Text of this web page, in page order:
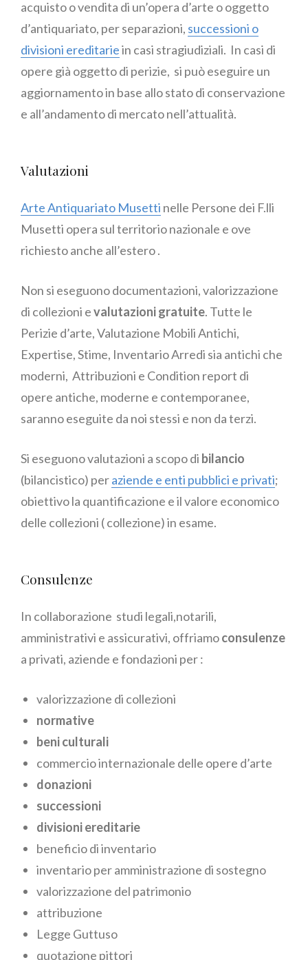
acquisto o vendita di un’opera d’arte o oggetto
d’antiquariato, per separazioni, successioni o
divisioni ereditariein casi stragiudiziali. In casi di
opere già oggetto di perizie, si può eseguire un
aggiornamento in base allo stato di conservazione
e all’andamento di mercato nell’attualità.
Valutazioni
Arte Antiquariato Musetti nelle Persone dei F.lli
Musetti opera sul territorio nazionale e ove
richiesto anche all’estero .
Non si eseguono documentazioni, valorizzazione
di collezioni evalutazioni gratuite. Tutte le
Perizie d’arte, Valutazione Mobili Antichi,
Expertise, Stime, Inventario Arredi sia antichi che
moderni, Attribuzioni e Condition report di
opere antiche, moderne e contemporanee,
saranno eseguite da noi stessi e non da terzi.
Si eseguono valutazioni a scopo di bilancio
(bilancistico) peraziende e enti pubblici e privati;
obiettivo la quantificazione e il valore economico
delle collezioni ( collezione) in esame.
Consulenze
In collaborazione studi legali,notarili,
amministrativi e assicurativi, offriamoconsulenze
a privati, aziende e fondazioni per :
valorizzazione di collezioni
normative
beni culturali
commercio internazionale delle opere d’arte
donazioni
successioni
divisioni ereditarie
beneficio di inventario
inventario per amministrazione di sostegno
valorizzazione del patrimonio
attribuzione
Legge Guttuso
quotazione pittori